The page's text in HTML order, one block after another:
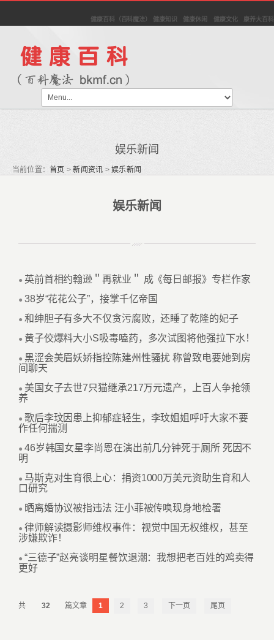
健康百科（百科魔法） 健康知识 健康休闲 健康文化 康养大百科
娱乐新闻
当前位置：首页 >新闻资讯 >娱乐新闻
娱乐新闻
● 英前首相约翰逊＂再就业＂ 成《每日邮报》专栏作家
● 38岁“花花公子”，接掌千亿帝国
● 和绅胆子有多大不仅贪污腐败，还睡了乾隆的妃子
● 黄子佼爆料大小S吸毒嗑药，多次试图将他强拉下水！
● 黑涩会美眉妖娇指控陈建州性骚扰 称曾致电要她到房
间聊天
● 美国女子去世7只猫继承217万元遗产，上百人争抢领
养
● 歌后李玟因患上抑郁症轻生，李玟姐姐呼吁大家不要
作任何揣测
● 46岁韩国女星李尚恩在演出前几分钟死于厕所 死因不
明
● 马斯克对生育很上心：捐资1000万美元资助生育和人
口研究
● 晒离婚协议被指违法 汪小菲被传唤现身地检署
● 律师解读摄影师维权事件：视觉中国无权维权，甚至
涉嫌欺诈！
● “三德子”赵亮谈明星餐饮退潮：我想把老百姓的鸡卖得
更好
32 1 2 3 下一页 尾页